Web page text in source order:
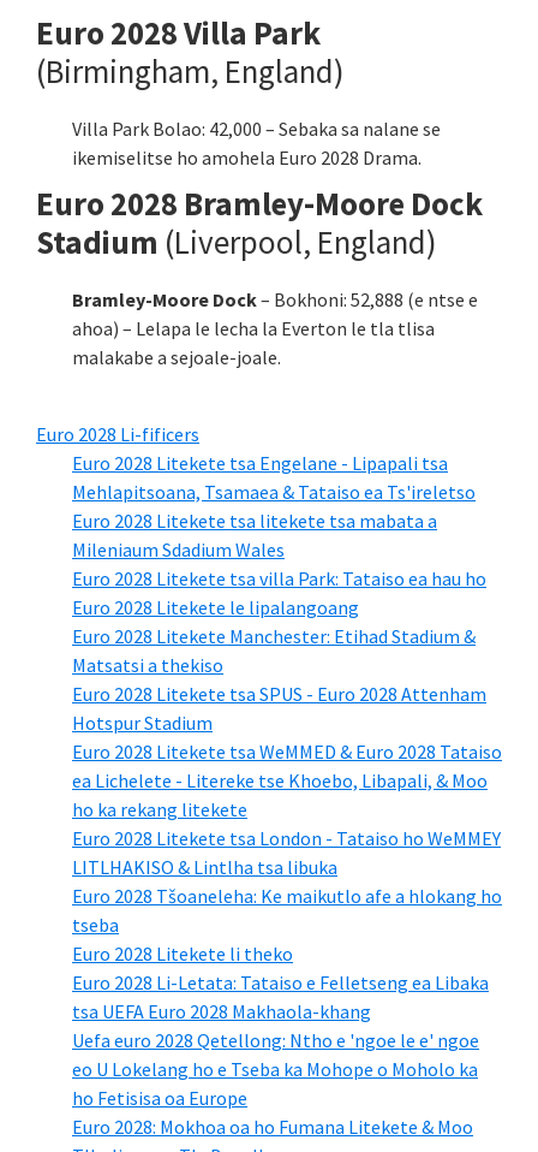
Euro 2028 Villa Park
(Birmingham, England)
Villa Park Bolao: 42,000 – Sebaka sa nalane se
ikemiselitse ho amohela Euro 2028 Drama.
Euro 2028 Bramley-Moore Dock
Stadium (Liverpool, England)
Bramley-Moore Dock– Bokhoni: 52,888 (e ntse e
ahoa) – Lelapa le lecha la Everton le tla tlisa
malakabe a sejoale-joale.
Euro 2028 Li-fificers
Euro 2028 Litekete tsa Engelane - Lipapali tsa
Mehlapitsoana, Tsamaea & Tataiso ea Ts'ireletso
Euro 2028 Litekete tsa litekete tsa mabata a
Mileniaum Sdadium Wales
Euro 2028 Litekete tsa villa Park: Tataiso ea hau ho
Euro 2028 Litekete le lipalangoang
Euro 2028 Litekete Manchester: Etihad Stadium &
Matsatsi a thekiso
Euro 2028 Litekete tsa SPUS - Euro 2028 Attenham
Hotspur Stadium
Euro 2028 Litekete tsa WeMMED & Euro 2028 Tataiso
ea Lichelete - Litereke tse Khoebo, Libapali, & Moo
ho ka rekang litekete
Euro 2028 Litekete tsa London - Tataiso ho WeMMEY
LITLHAKISO & Lintlha tsa libuka
Euro 2028 Tšoaneleha: Ke maikutlo afe a hlokang ho
tseba
Euro 2028 Litekete li theko
Euro 2028 Li-Letata: Tataiso e Felletseng ea Libaka
tsa UEFA Euro 2028 Makhaola-khang
Uefa euro 2028 Qetellong: Ntho e 'ngoe le e' ngoe
eo U Lokelang ho e Tseba ka Mohope o Moholo ka
ho Fetisisa oa Europe
Euro 2028: Mokhoa oa ho Fumana Litekete & Moo